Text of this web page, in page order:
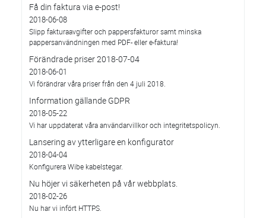
Få din faktura via e-post!
2018-06-08
Slipp fakturaavgifter och pappersfakturor samt minska
pappersanvändningen med PDF- eller e-faktura!
Förändrade priser 2018-07-04
2018-06-01
Vi förändrar våra priser från den 4 juli 2018.
Information gällande GDPR
2018-05-22
Vi har uppdaterat våra användarvillkor och integritetspolicyn.
Lansering av ytterligare en konfigurator
2018-04-04
Konfigurera Wibe kabelstegar.
Nu höjer vi säkerheten på vår webbplats.
2018-02-26
Nu har vi infört HTTPS.